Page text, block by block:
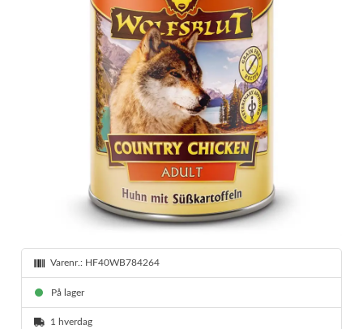
Varenr.: HF40WB784264
På lager
1 hverdag